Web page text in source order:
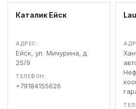
Каталик Ейск
АДРЕС:
Ейск, ул. Мичурина, д.
25/9
ТЕЛЕФОН:
+79184155626